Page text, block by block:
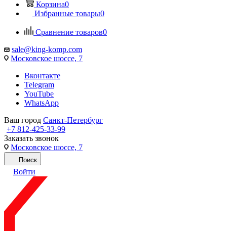
Корзина0
Избранные товары0
Сравнение товаров0
sale@king-komp.com
Московское шоссе, 7
Вконтакте
Telegram
YouTube
WhatsApp
Ваш город Санкт-Петербург
+7 812-425-33-99
Заказать звонок
Московское шоссе, 7
Поиск
Войти